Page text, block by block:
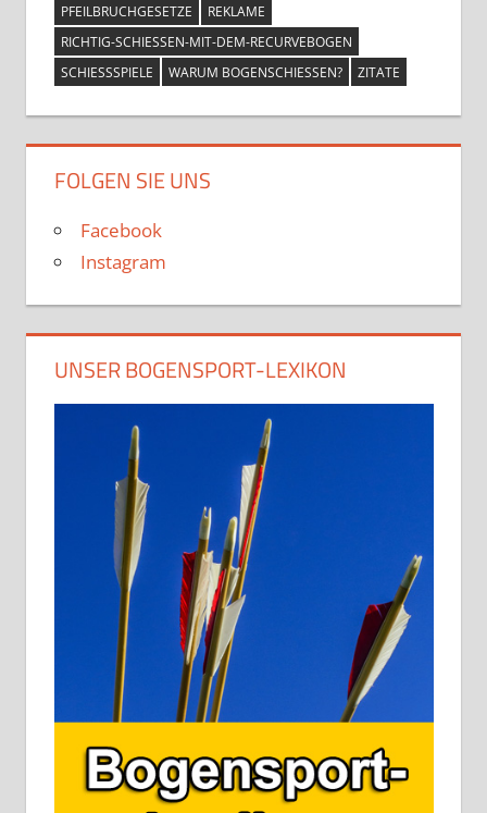
PFEILBRUCHGESETZE
REKLAME
RICHTIG-SCHIESSEN-MIT-DEM-RECURVEBOGEN
SCHIESSSPIELE
WARUM BOGENSCHIESSEN? ZITATE
FOLGEN SIE UNS
Facebook
Instagram
UNSER BOGENSPORT-LEXIKON